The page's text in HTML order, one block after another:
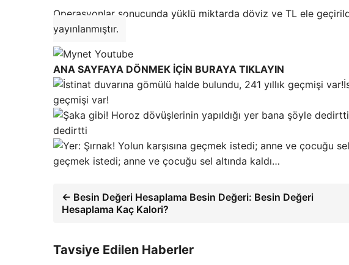
Operasyonlar sonucunda yüklü miktarda döviz ve TL ele
yayınlanmıştır.
ANA SAYFAYA DÖNMEK İÇİN BURAYA TIKLAYIN
geçmişi var!
dedirtti
geçmek istedi; anne ve çocuğu sel altında kaldı…
← Besin Değeri Hesaplama Besin Değeri: Besin Değeri
Hesaplama Kaç Kalori?
Tavsiye Edilen Haberler